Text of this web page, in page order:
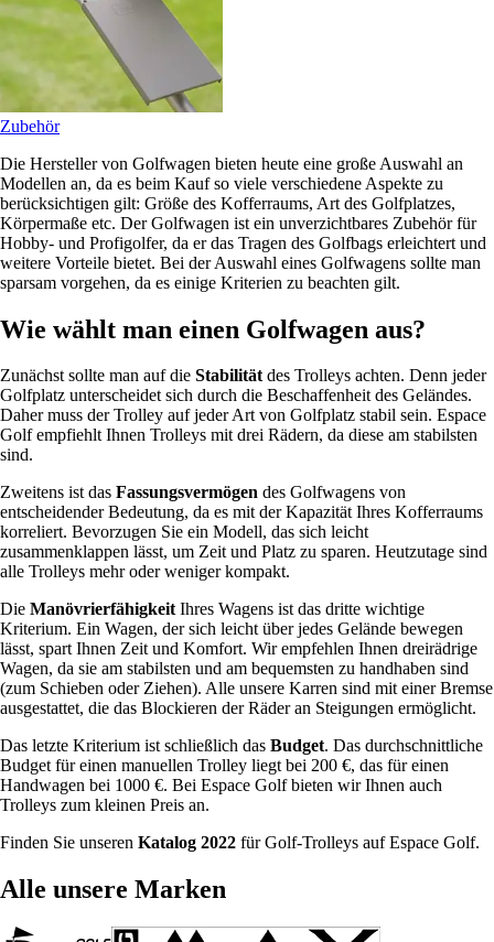
Zubehör
Die Hersteller von Golfwagen bieten heute eine große Auswahl an
Modellen an, da es beim Kauf so viele verschiedene Aspekte zu
berücksichtigen gilt: Größe des Kofferraums, Art des Golfplatzes,
Körpermaße etc. Der Golfwagen ist ein unverzichtbares Zubehör für
Hobby- und Profigolfer, da er das Tragen des Golfbags erleichtert und
weitere Vorteile bietet. Bei der Auswahl eines Golfwagens sollte man
sparsam vorgehen, da es einige Kriterien zu beachten gilt.
Wie wählt man einen Golfwagen aus?
Zunächst sollte man auf die Stabilitätdes Trolleys achten. Denn jeder
Golfplatz unterscheidet sich durch die Beschaffenheit des Geländes.
Daher muss der Trolley auf jeder Art von Golfplatz stabil sein. Espace
Golf empfiehlt Ihnen Trolleys mit drei Rädern, da diese am stabilsten
sind.
Zweitens ist das Fassungsvermögen des Golfwagens von
entscheidender Bedeutung, da es mit der Kapazität Ihres Kofferraums
korreliert. Bevorzugen Sie ein Modell, das sich leicht
zusammenklappen lässt, um Zeit und Platz zu sparen. Heutzutage sind
alle Trolleys mehr oder weniger kompakt.
Die ManövrierfähigkeitIhres Wagens ist das dritte wichtige
Kriterium. Ein Wagen, der sich leicht über jedes Gelände bewegen
lässt, spart Ihnen Zeit und Komfort. Wir empfehlen Ihnen dreirädrige
Wagen, da sie am stabilsten und am bequemsten zu handhaben sind
(zum Schieben oder Ziehen). Alle unsere Karren sind mit einer Bremse
ausgestattet, die das Blockieren der Räder an Steigungen ermöglicht.
Das letzte Kriterium ist schließlich das Budget. Das durchschnittliche
Budget für einen manuellen Trolley liegt bei 200 €, das für einen
Handwagen bei 1000 €. Bei Espace Golf bieten wir Ihnen auch
Trolleys zum kleinen Preis an.
Finden Sie unseren Katalog 2022 für Golf-Trolleys auf Espace Golf.
Alle unsere Marken